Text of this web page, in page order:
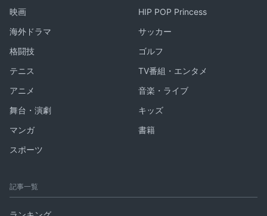
映画
HIP POP Princess
海外ドラマ
サッカー
格闘技
ゴルフ
テニス
TV番組・エンタメ
アニメ
音楽・ライブ
舞台・演劇
キッズ
マンガ
書籍
スポーツ
記事一覧